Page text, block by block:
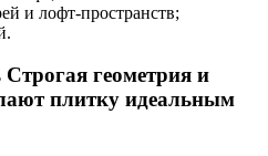
и лофт‑пространств;
Строгая геометрия и
плитку идеальным